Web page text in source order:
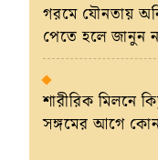
গরমে যৌনতায়
পেতে হলে জানুন
শারীরিক মিলনে
সঙ্গমের আগে